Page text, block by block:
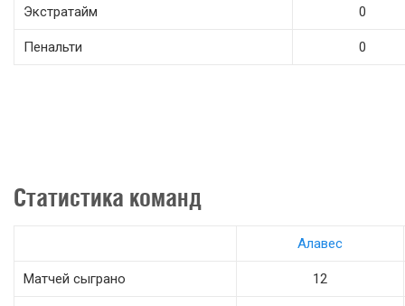
Экстратайм 0
Пенальти 0
Статистика команд
Алавес
Матчей сыграно 12